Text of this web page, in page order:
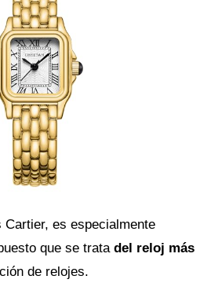
es especialmente
que se trata del reloj más
de relojes.